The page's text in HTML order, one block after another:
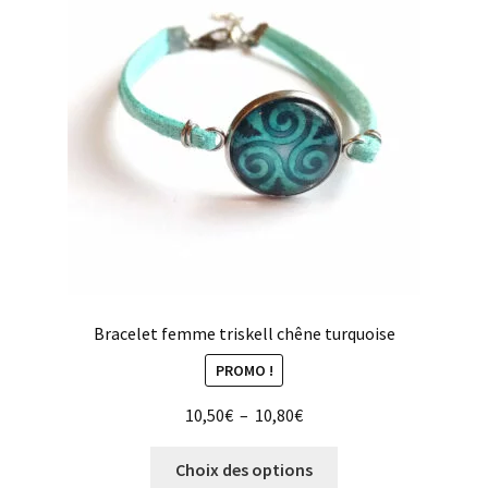
Bracelet femme triskell chêne turquoise
PROMO !
10,50€ – 10,80€Plage
prix :
Choix des options